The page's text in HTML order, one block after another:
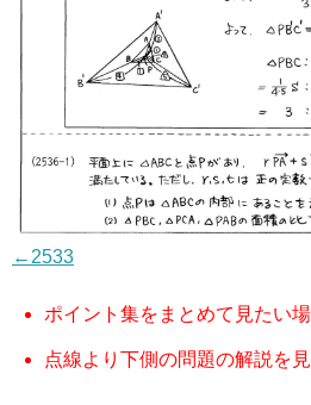
←2533
ポイント集をまとめて見たい
点線より下側の問題の解説を